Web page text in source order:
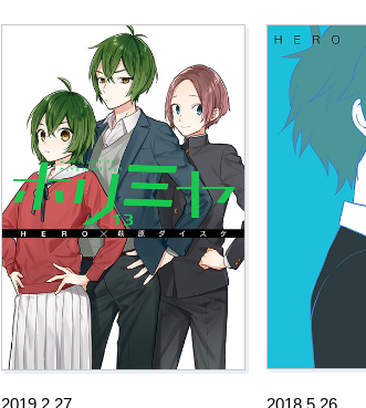
2019.2.27 2018.5.26